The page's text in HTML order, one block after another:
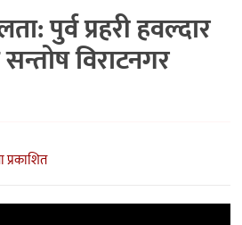
पुर्व प्रहरी हवल्दार
विराटनगर
प्रकाशित